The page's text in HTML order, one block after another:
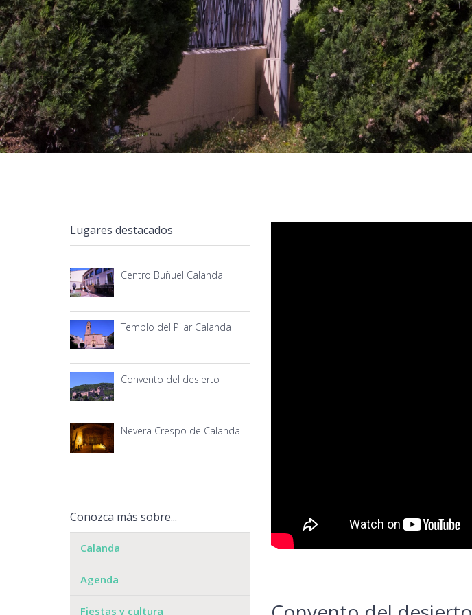
Lugares destacados
Centro Buñuel Calanda
Templo del Pilar Calanda
Convento del desierto
Nevera Crespo de Calanda
Conozca más sobre...
Calanda
Agenda
Fiestas y cultura